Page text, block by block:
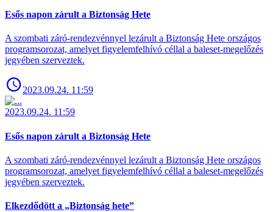
Esős napon zárult a Biztonság Hete
A szombati záró-rendezvénnyel lezárult a Biztonság Hete országos
programsorozat, amelyet figyelemfelhívó céllal a baleset-megelőzés
jegyében szerveztek.
2023.09.24. 11:59
2023.09.24. 11:59
Esős napon zárult a Biztonság Hete
A szombati záró-rendezvénnyel lezárult a Biztonság Hete országos
programsorozat, amelyet figyelemfelhívó céllal a baleset-megelőzés
jegyében szerveztek.
Elkezdődött a „Biztonság hete”